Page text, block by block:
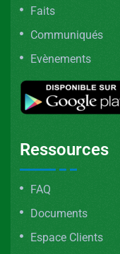
Faits
Communiqués
Evènements
Ressources
FAQ
Documents
Espace Clients